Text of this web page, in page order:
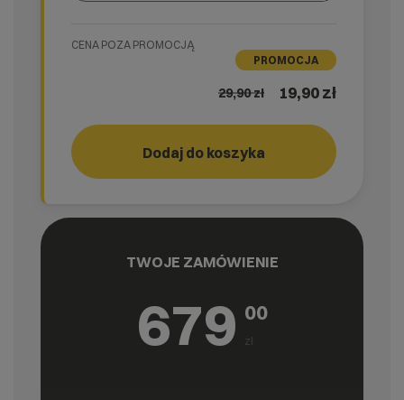
CENA POZA PROMOCJĄ
PROMOCJA
29,90zł 19,90 zł
Dodaj do koszyka Storage
TWOJE ZAMÓWIENIE
679 00
zł